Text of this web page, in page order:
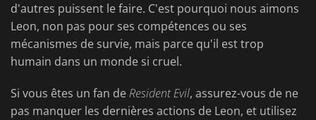
d'autres puissent le faire. C'est pourquoi nous aimons
Leon, non pas pour ses compétences ou ses
mécanismes de survie, mais parce qu'il est trop
humain dans un monde si cruel.
Si vous êtes un fan deResident Evil, assurez-vous de ne
pas manquer les dernières actions de Leon, et utilisez